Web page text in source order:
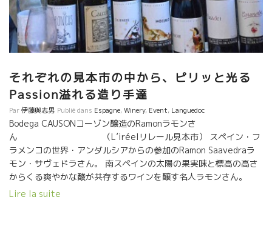
ぬ清涼感を持ち合わせるエレガントワイン。 サルナン・ベリュ
は、ミネラルという１本芯の通ったワイン。 新たな若手ヴ
ィニョロンも多く参加！ 活気溢れるサロンにて、気がつけば、す
でに16時に。。。まだ全部試飲できてなーい。 でも、もう次にも
筆：竹下
それぞれの見本市の中から、ピリッと光る
Passion溢れる造り手達
Par伊藤與志男 Publié dans Espagne,Winery, Event, Languedoc
Bodega CAUSONコーゾン醸造のRamonラモンさ
ん （L’iréelリレール見本市） スペイン・フ
ラメンコの世界・アンダルシアからの参加のRamon Saavedraラ
モン・サヴェドラさん。 南スペインの太陽の果実味と標高の高さ
からくる爽やかな酸が共存するワインを醸す名人ラモンさん。
アンダルシア人らしい明るさと芯のある個性を持つラモ
Lire la suite